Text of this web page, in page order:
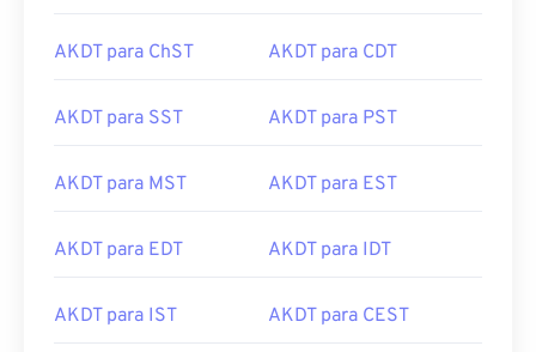
AKDT para ChST AKDT para CDT
AKDT para SST AKDT para PST
AKDT para MST AKDT para EST
AKDT para EDT AKDT para IDT
AKDT para IST AKDT para CEST